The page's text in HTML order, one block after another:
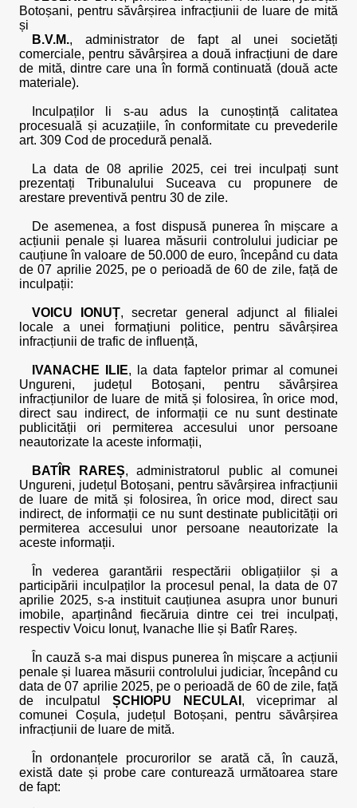
Botoșani, pentru săvârșirea infracțiunii de luare de mită
și
B.V.M., administrator de fapt al unei societăți
comerciale, pentru săvârșirea a două infracțiuni de dare
de mită, dintre care una în formă continuată (două acte
materiale).
Inculpaților li s-au adus la cunoștință calitatea
procesuală și acuzațiile, în conformitate cu prevederile
art. 309 Cod de procedură penală.
La data de 08 aprilie 2025, cei trei inculpați sunt
prezentați Tribunalului Suceava cu propunere de
arestare preventivă pentru 30 de zile.
De asemenea, a fost dispusă punerea în mișcare a
acțiunii penale și luarea măsurii controlului judiciar pe
cauțiune în valoare de 50.000 de euro, începând cu data
de 07 aprilie 2025, pe o perioadă de 60 de zile, față de
inculpații:
VOICU IONUȚ, secretar general adjunct al filialei
locale a unei formațiuni politice, pentru săvârșirea
infracțiunii de trafic de influență,
IVANACHE ILIE, la data faptelor primar al comunei
Ungureni, județul Botoșani, pentru săvârșirea
infracțiunilor de luare de mită și folosirea, în orice mod,
direct sau indirect, de informații ce nu sunt destinate
publicității ori permiterea accesului unor persoane
neautorizate la aceste informații,
BATÎR RAREȘ, administratorul public al comunei
Ungureni, județul Botoșani, pentru săvârșirea infracțiunii
de luare de mită și folosirea, în orice mod, direct sau
indirect, de informații ce nu sunt destinate publicității ori
permiterea accesului unor persoane neautorizate la
aceste informații.
În vederea garantării respectării obligațiilor și a
participării inculpaților la procesul penal, la data de 07
aprilie 2025, s-a instituit cauțiunea asupra unor bunuri
imobile, aparținând fiecăruia dintre cei trei inculpați,
respectiv Voicu Ionuț, Ivanache Ilie și Batîr Rareș.
În cauză s-a mai dispus punerea în mișcare a acțiunii
penale și luarea măsurii controlului judiciar, începând cu
data de 07 aprilie 2025, pe o perioadă de 60 de zile, față
de inculpatul ȘCHIOPU NECULAI , viceprimar al
comunei Coșula, județul Botoșani, pentru săvârșirea
infracțiunii de luare de mită.
În ordonanțele procurorilor se arată că, în cauză,
există date și probe care conturează următoarea stare
de fapt: